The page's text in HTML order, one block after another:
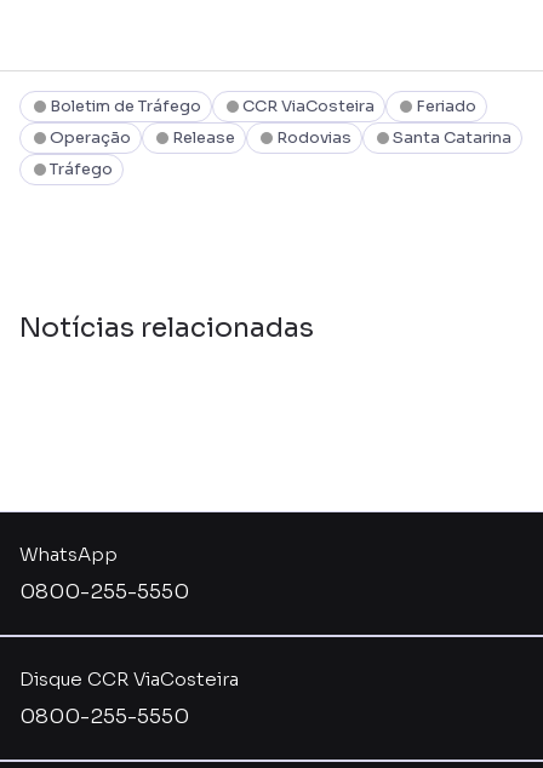
Boletim de Tráfego CCR ViaCosteira
Feriado
Operação
Release Rodovias
Santa Catarina
Tráfego
Notícias relacionadas
Disque CCR ViaCosteira
0800-255-5550
WhatsApp
0800-255-5550